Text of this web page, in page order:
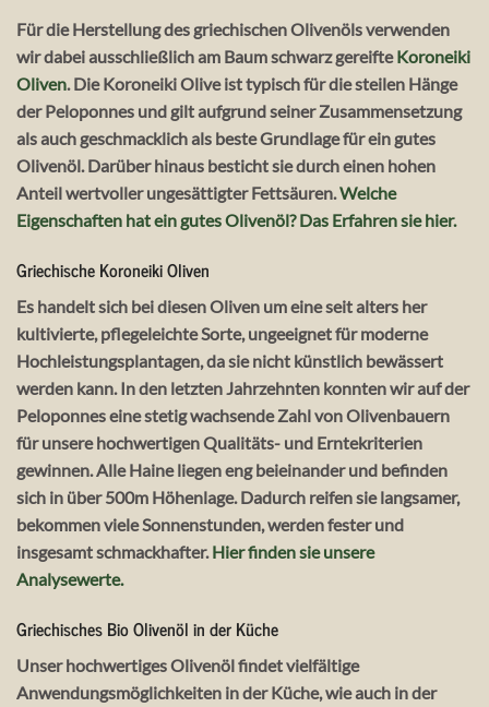
Für die Herstellung des griechischen Olivenöls verwenden
wir dabei ausschließlich am Baum schwarz gereifteKoroneiki
Oliven. Die Koroneiki Olive ist typisch für die steilen Hänge
der Peloponnes und gilt aufgrund seiner Zusammensetzung
als auch geschmacklich als beste Grundlage für ein gutes
Olivenöl. Darüber hinaus besticht sie durch einen hohen
Anteil wertvoller ungesättigter Fettsäuren.Welche
Eigenschaften hat ein gutes Olivenöl? Das Erfahren sie hier.
Griechische Koroneiki Oliven
Es handelt sich bei diesen Oliven um eine seit alters her
kultivierte, pflegeleichte Sorte, ungeeignet für moderne
Hochleistungsplantagen, da sie nicht künstlich bewässert
werden kann. In den letzten Jahrzehnten konnten wir auf der
Peloponnes eine stetig wachsende Zahl von Olivenbauern
für unsere hochwertigen Qualitäts- und Erntekriterien
gewinnen. Alle Haine liegen eng beieinander und befinden
sich in über 500m Höhenlage. Dadurch reifen sie langsamer,
bekommen viele Sonnenstunden, werden fester und
insgesamt schmackhafter.Hier finden sie unsere
Analysewerte.
Griechisches Bio Olivenöl in der Küche
Unser hochwertiges Olivenöl findet vielfältige
Anwendungsmöglichkeiten in der Küche, wie auch in der